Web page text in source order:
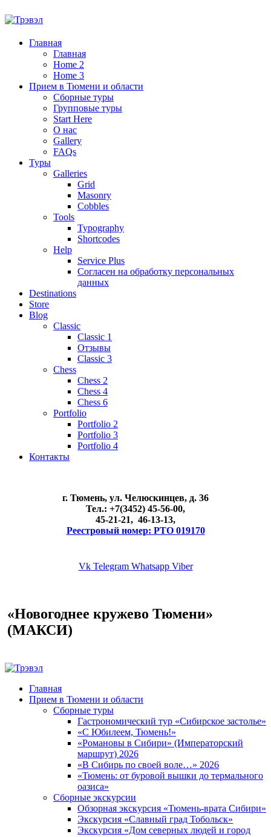
Главная
Главная
Home 2
Home 3
Прием в Тюмени и области
Сборные туры
Групповые туры
Start Here
О нас
Gallery
FAQs
Туры
Galleries
Grid
Masonry
Cobbles
Tools
Typography
Shortcodes
Help
Service Plus
Согласен на обработку персональных
данных
Destinations
Store
Blog
Classic
Classic 1
Отзывы
Classic 3
Chess
Chess 2
Chess 4
Chess 6
Portfolio
Portfolio 2
Portfolio 3
Portfolio 4
Контакты
г. Тюмень, ул. Челюскинцев, д. 36
Тел.: +7(3452) 45-56-00,
45-21-21, 46-13-13,
Реестровый номер: РТО 019170
Vk Telegram Whatsapp Viber
«Новогоднее кружево Тюмени»
(МАКСИ)
Главная
Прием в Тюмени и области
Сборные туры
Гастрономический тур «Сибирское застолье»
«С Юбилеем, Тюмень!»
«Романовы в Сибири» (Императорский
маршрут) 2026
«В Сибирь по своей воле…» 2026
«Тюмень: от буровой вышки до термального
оазиса»
Сборные экскурсии
Обзорная экскурсия «Тюмень-врата Сибири»
Экскурсия «Славный град Тобольск»
Экскурсия «Дом северных людей и город